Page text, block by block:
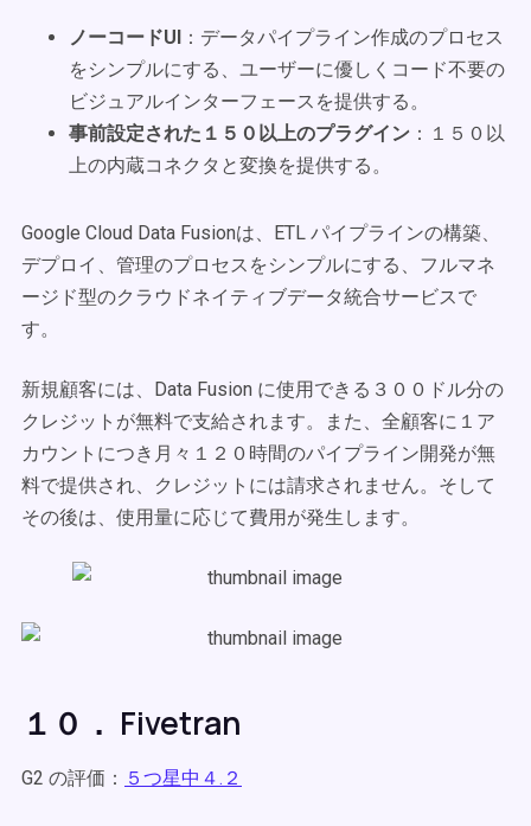
ノーコードUI ：データパイプライン作成のプロセス
をシンプルにする、ユーザーに優しくコード不要の
ビジュアルインターフェースを提供する。
事前設定された１５０以上のプラグイン ：１５０以
上の内蔵コネクタと変換を提供する。
Google Cloud Data Fusionは、ETL パイプラインの構築、
デプロイ、管理のプロセスをシンプルにする、フルマネ
ージド型のクラウドネイティブデータ統合サービスで
す。
新規顧客には、Data Fusion に使用できる３００ドル分の
クレジットが無料で支給されます。また、全顧客に１ア
カウントにつき月々１２０時間のパイプライン開発が無
料で提供され、クレジットには請求されません。そして
その後は、使用量に応じて費用が発生します。
１０． Fivetran
G2 の評価： ５つ星中４.２